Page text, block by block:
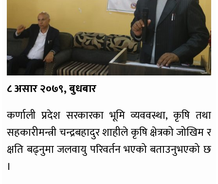
८ असार २०७९, बुधबार
कर्णाली प्रदेश सरकारका भूमि व्यववस्था, कृषि तथा
सहकारीमन्त्री चन्द्रबहादुर शाहीले कृषि क्षेत्रको जोखिम र
क्षति बढ्नुमा जलवायु परिवर्तन भएको बताउनुभएको छ
।